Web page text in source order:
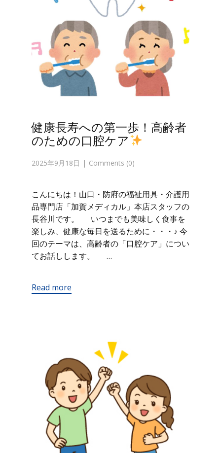
健康長寿への第一歩！高齢者
のための口腔ケア
2025年9月18日 Comments (0)
こんにちは！山口・防府の福祉用具・介護用
品専門店「加賀メディカル」本店スタッフの
長谷川です。 いつまでも美味しく食事を
楽しみ、健康な毎日を送るために・・・♪ 今
回のテーマは、高齢者の「口腔ケア」につい
てお話しします。 …
Read more